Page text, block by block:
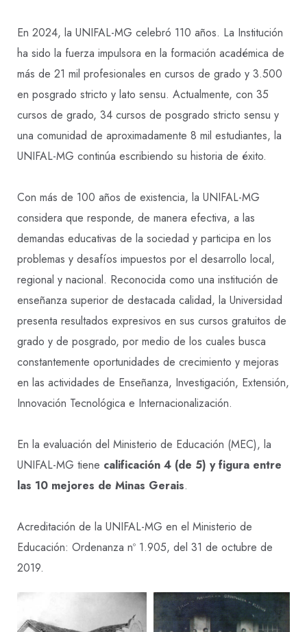
En 2024, la UNIFAL-MG celebró 110 años. La Institución
ha sido la fuerza impulsora en la formación académica de
más de 21 mil profesionales en cursos de grado y 3.500
en posgrado stricto y lato sensu. Actualmente, con 35
cursos de grado, 34 cursos de posgrado stricto sensu y
una comunidad de aproximadamente 8 mil estudiantes, la
UNIFAL-MG continúa escribiendo su historia de éxito.
Con más de 100 años de existencia, la UNIFAL-MG
considera que responde, de manera efectiva, a las
demandas educativas de la sociedad y participa en los
problemas y desafíos impuestos por el desarrollo local,
regional y nacional. Reconocida como una institución de
enseñanza superior de destacada calidad, la Universidad
presenta resultados expresivos en sus cursos gratuitos de
grado y de posgrado, por medio de los cuales busca
constantemente oportunidades de crecimiento y mejoras
en las actividades de Enseñanza, Investigación, Extensión,
Innovación Tecnológica e Internacionalización.
En la evaluación del Ministerio de Educación (MEC), la
UNIFAL-MG tiene calificación 4 (de 5) y figura entre
las 10 mejores de Minas Gerais.
Acreditación de la UNIFAL-MG en el Ministerio de
Educación: Ordenanza nº 1.905, del 31 de octubre de
2019.